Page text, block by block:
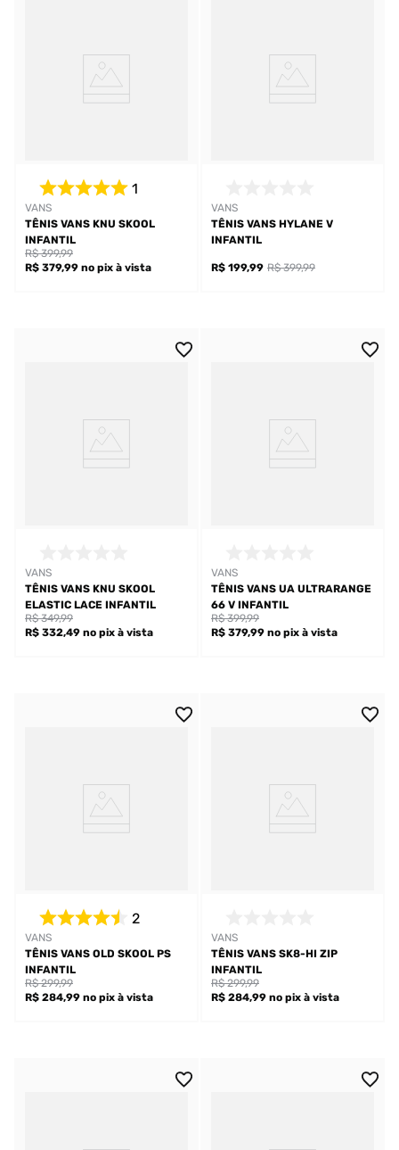
VANS
1
TÊNIS VANS KNU SKOOL
INFANTIL
R$ 379,99 no pix à vista
R$ 399,99
VANS
TÊNIS VANS HYLANE V
INFANTIL
R$ 199,99 R$ 399,99
VANS
TÊNIS VANS KNU SKOOL
ELASTIC LACE INFANTIL
R$ 332,49 no pix à vista
R$ 349,99
VANS
TÊNIS VANS UA ULTRARANGE
66 V INFANTIL
R$ 379,99 no pix à vista
R$ 399,99
VANS
2
TÊNIS VANS OLD SKOOL PS
INFANTIL
R$ 284,99 no pix à vista
R$ 299,99
VANS
TÊNIS VANS SK8-HI ZIP
INFANTIL
R$ 284,99 no pix à vista
R$ 299,99